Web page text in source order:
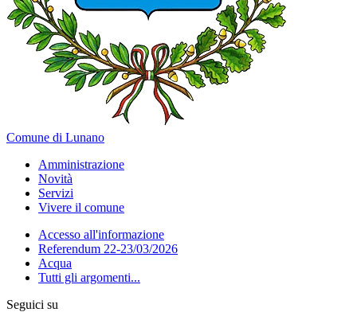
Comune di Lunano
Amministrazione
Novità
Servizi
Vivere il comune
Accesso all'informazione
Referendum 22-23/03/2026
Acqua
Tutti gli argomenti...
Seguici su